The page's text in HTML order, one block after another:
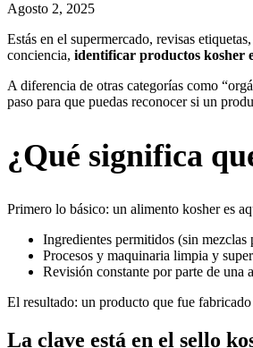
Agosto 2, 2025
Estás en el supermercado, revisas
conciencia, identificar productos kosher
A diferencia de otras categorías como
paso para que puedas reconocer si un
¿Qué significa
Primero lo básico: un alimento kosher es
Ingredientes permitidos (sin
Procesos y maquinaria limpia y
Revisión constante por parte de una
El resultado: un producto que fue
La clave está en el sello